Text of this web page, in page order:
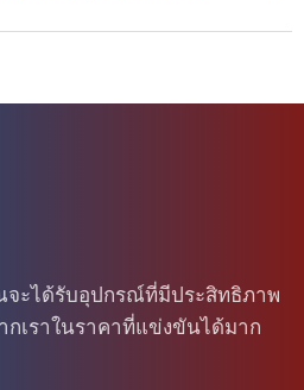
จะได้รับอุปกรณ์ที่มีประสิทธิภาพ
เราในราคาที่แข่งขันได้มาก